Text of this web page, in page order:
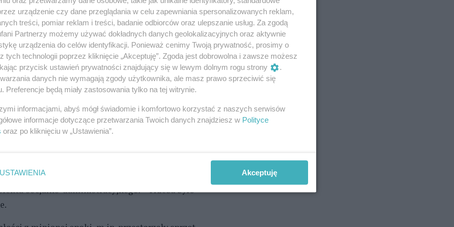
pochodzące ze statków – wyjaśnił
techniczny szczecińskiej spółki.
Przemysłowym. Niedawno otworzyła nowy
tego obiektu – poinformował Witold
przedsiębiorstw, z którymi współpracuje.
Galor, projektantka, która wymyśliła
socjalno-administracyjnego. – Trzeba było
urządzenie czy dane przeglądania w celu zapewniania spersonalizowanych reklam,
treści, pomiar reklam i treści, badanie odbiorców oraz ulepszanie usług. Za zgodą
Partnerzy możemy używać dokładnych danych geolokalizacyjnych oraz aktywnie
urządzenia do celów identyfikacji. Ponieważ cenimy Twoją prywatność, prosimy o
tych technologii poprzez kliknięcie „Akceptuję”. Zgoda jest dobrowolna i zawsze możesz
przycisk ustawień prywatności znajdujący się w lewym dolnym rogu strony
.
danych nie wymagają zgody użytkownika, ale masz prawo sprzeciwić się
Preferencje będą miały zastosowania tylko na tej witrynie.
informacjami, abyś mógł świadomie i komfortowo korzystać z naszych serwisów
informacje dotyczące przetwarzania Twoich danych znajdziesz w Polityce
oraz po kliknięciu w „Ustawienia”.
USTAWIENIA Akceptuję